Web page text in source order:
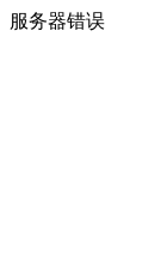
服务器错误